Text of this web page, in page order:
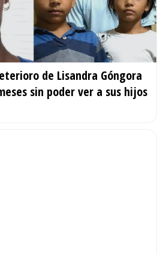
de Lisandra Góngora
sin poder ver a sus hijos